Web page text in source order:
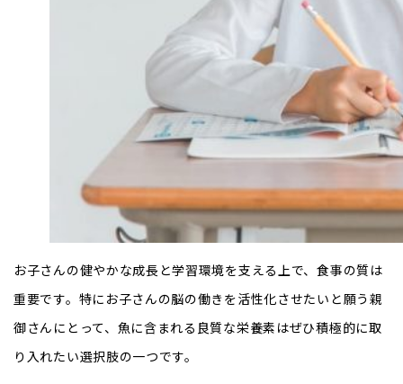
お子さんの健やかな成長と学習環境を支える上で、食事の質は
重要です。特にお子さんの脳の働きを活性化させたいと願う親
御さんにとって、魚に含まれる良質な栄養素はぜひ積極的に取
り入れたい選択肢の一つです。